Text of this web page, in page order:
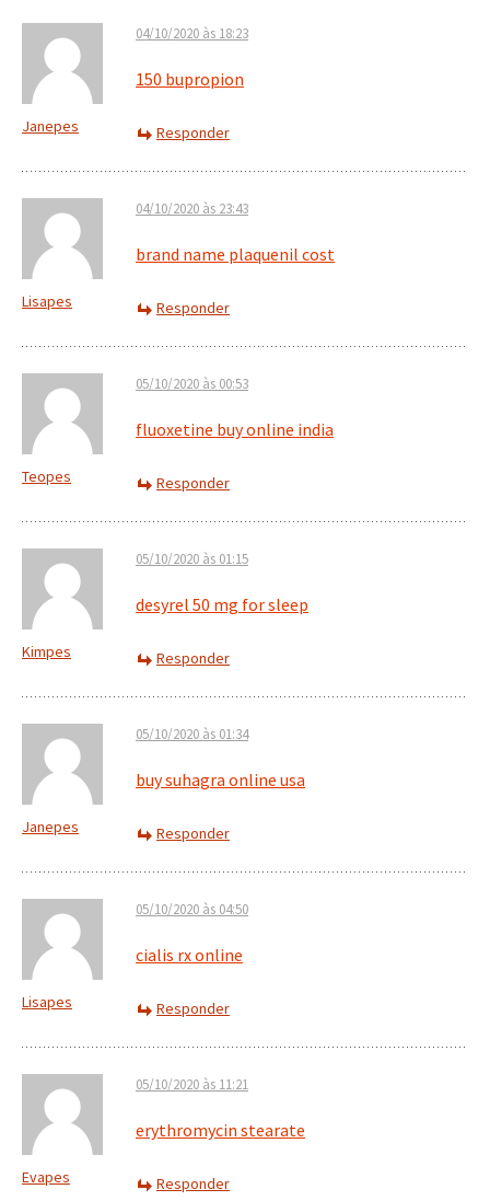
Janepes
04/10/2020 às 18:23
150 bupropion
Responder
Lisapes
04/10/2020 às 23:43
brand name plaquenil cost
Responder
Teopes
05/10/2020 às 00:53
fluoxetine buy online india
Responder
Kimpes
05/10/2020 às 01:15
desyrel 50 mg for sleep
Responder
Janepes
05/10/2020 às 01:34
buy suhagra online usa
Responder
Lisapes
05/10/2020 às 04:50
cialis rx online
Responder
Evapes
05/10/2020 às 11:21
erythromycin stearate
Responder